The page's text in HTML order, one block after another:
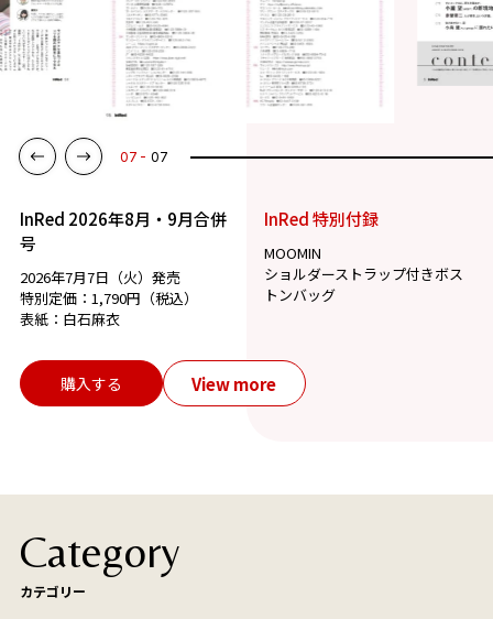
07 07
InRed 2026年8月・9月合併
号
2026年7月7日（火）発売
特別定価：1,790円（税込）
表紙：白石麻衣
InRed 特別付録
MOOMIN
ショルダーストラップ付きボス
トンバッグ
購入する View more
Category
カテゴリー